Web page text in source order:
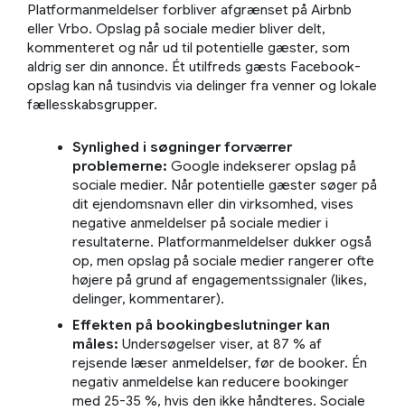
Platformanmeldelser forbliver afgrænset på Airbnb
eller Vrbo. Opslag på sociale medier bliver delt,
kommenteret og når ud til potentielle gæster, som
aldrig ser din annonce. Ét utilfreds gæsts Facebook-
opslag kan nå tusindvis via delinger fra venner og lokale
fællesskabsgrupper.
Synlighed i søgninger forværrer
problemerne: Google indekserer opslag på
sociale medier. Når potentielle gæster søger på
dit ejendomsnavn eller din virksomhed, vises
negative anmeldelser på sociale medier i
resultaterne. Platformanmeldelser dukker også
op, men opslag på sociale medier rangerer ofte
højere på grund af engagementssignaler (likes,
delinger, kommentarer).
Effekten på bookingbeslutninger kan
måles: Undersøgelser viser, at 87 % af
rejsende læser anmeldelser, før de booker. Én
negativ anmeldelse kan reducere bookinger
med 25-35 %, hvis den ikke håndteres. Sociale